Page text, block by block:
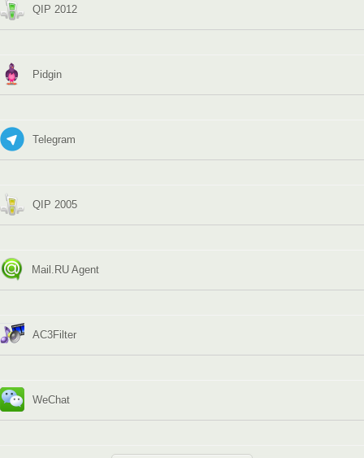
QIP 2012
Pidgin
Telegram
QIP 2005
Mail.RU Agent
AC3Filter
WeChat